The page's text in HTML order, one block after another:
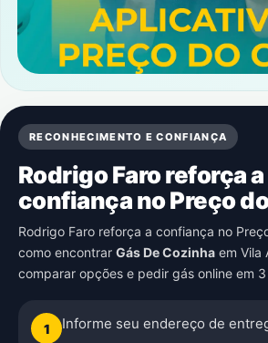
RECONHECIMENTO E CONFIANÇA
Rodrigo Faro reforça a
confiança no Preço
Rodrigo Faro reforça a confiança no
como encontrar Gás De Cozinha em Vila
comparar opções e pedir gás online em
1 Informe seu endereço de